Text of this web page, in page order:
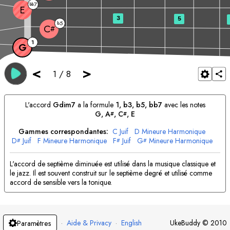
< 1 / 8 >
G 1
C#
b5
E bb7
3 5
L'accord Gdim7a la formule 1, b3, b5, bb7avec les notes
G, A#, C#, E
Gammes correspondantes: C Juif D Mineure Harmonique
D# Juif F Mineure Harmonique F# Juif G# Mineure Harmonique
A Juif B Mineure Harmonique
L'accord de septième diminuée est utilisé dans la musique classique et
le jazz. Il est souvent construit sur le septième degré et utilisé comme
accord de sensible vers la tonique.
Paramètres · Aide & Privacy · English UkeBuddy © 2010